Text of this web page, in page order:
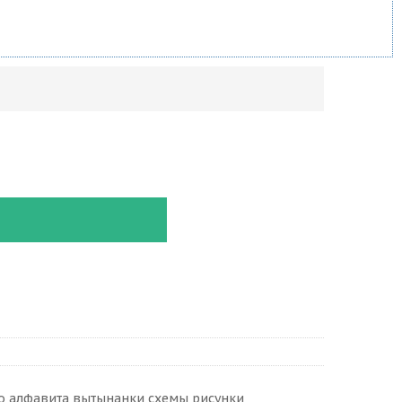
алфавита вытынанки схемы рисунки